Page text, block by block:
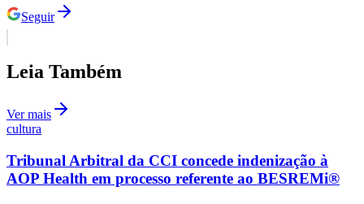
Fluminense
Seguir
Leia Também
Ver mais
cultura
Tribunal Arbitral da CCI concede indenização à
AOP Health em processo referente ao BESREMi®